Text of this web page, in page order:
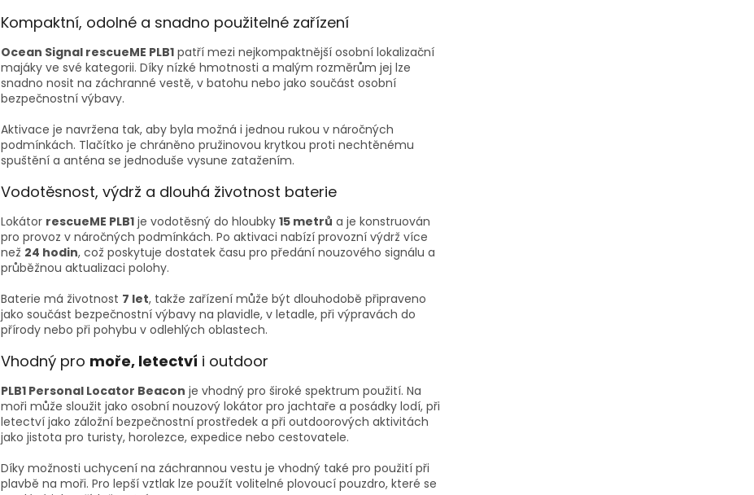
Kompaktní, odolné a snadno použitelné zařízení
Ocean Signal rescueME PLB1 patří mezi nejkompaktnější osobní lokalizační
majáky ve své kategorii. Díky nízké hmotnosti a malým rozměrům jej lze
snadno nosit na záchranné vestě, v batohu nebo jako součást osobní
bezpečnostní výbavy.
Aktivace je navržena tak, aby byla možná i jednou rukou v náročných
podmínkách. Tlačítko je chráněno pružinovou krytkou proti nechtěnému
spuštění a anténa se jednoduše vysune zatažením.
Vodotěsnost, výdrž a dlouhá životnost baterie
Lokátor rescueME PLB1 je vodotěsný do hloubky 15 metrů a je konstruován
pro provoz v náročných podmínkách. Po aktivaci nabízí provozní výdrž více
než 24 hodin, což poskytuje dostatek času pro předání nouzového signálu a
průběžnou aktualizaci polohy.
Baterie má životnost 7 let, takže zařízení může být dlouhodobě připraveno
jako součást bezpečnostní výbavy na plavidle, v letadle, při výpravách do
přírody nebo při pohybu v odlehlých oblastech.
Vhodný pro moře, letectví i outdoor
PLB1 Personal Locator Beacon je vhodný pro široké spektrum použití. Na
moři může sloužit jako osobní nouzový lokátor pro jachtaře a posádky lodí, při
letectví jako záložní bezpečnostní prostředek a při outdoorových aktivitách
jako jistota pro turisty, horolezce, expedice nebo cestovatele.
Díky možnosti uchycení na záchrannou vestu je vhodný také pro použití při
plavbě na moři. Pro lepší vztlak lze použít volitelné plovoucí pouzdro, které se